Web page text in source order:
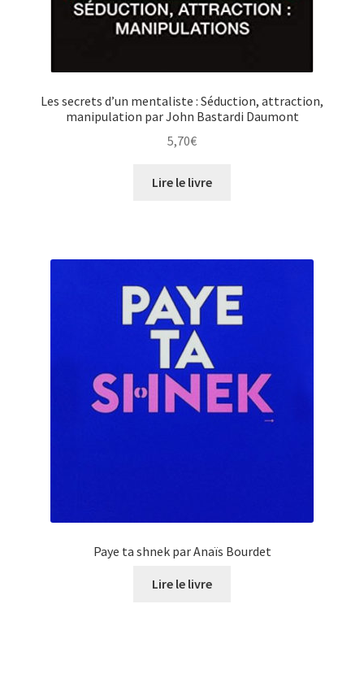
Les secrets d’un mentaliste : Séduction, attraction,
manipulation par John Bastardi Daumont
5,70€
Lire le livre
Paye ta shnek par Anaïs Bourdet
Lire le livre